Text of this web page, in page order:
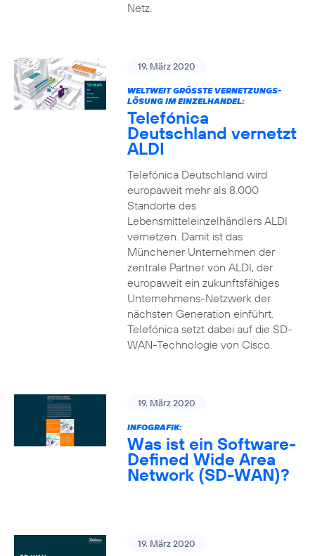
Netz.
19. März 2020
WELTWEIT GRÖSSTE VERNETZUNGS-L
ÖSUNG IM EINZELHANDEL:
Telefónica
Deutschland vernetzt
ALDI
Telefónica Deutschland wird
europaweit mehr als 8.000
Standorte des
Lebensmitteleinzelhändlers ALDI
vernetzen. Damit ist das
Münchener Unternehmen der
zentrale Partner von ALDI, der
europaweit ein zukunftsfähiges
Unternehmens-Netzwerk der
nächsten Generation einführt.
Telefónica setzt dabei auf die SD-
WAN-Technologie von Cisco.
19. März 2020
INFOGRAFIK:
Was ist ein Software-
Defined Wide Area
Network (SD-WAN)?
19. März 2020